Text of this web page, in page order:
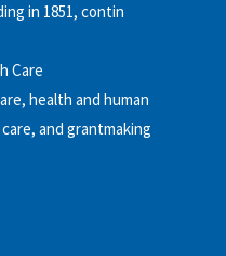
in 1851, contin
Care
health and human
and grantmaking